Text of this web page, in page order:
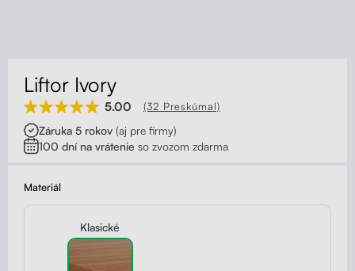
Stojany na monitor - Riser
Skrinky so zásuvkami a zásuvky
Akustické paravány
Opierky
Liftor Ivory
5.00 (32 Preskúmal)
Záruka 5 rokov (aj pre firmy)
100 dní na vrátenie so zvozom zdarma
Materiál
Klasické